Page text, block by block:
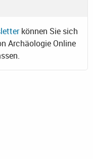
können Sie sich
Archäologie Online